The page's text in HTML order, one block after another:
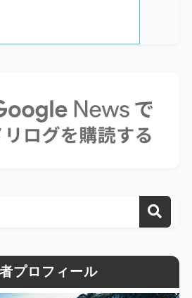
プロフィール